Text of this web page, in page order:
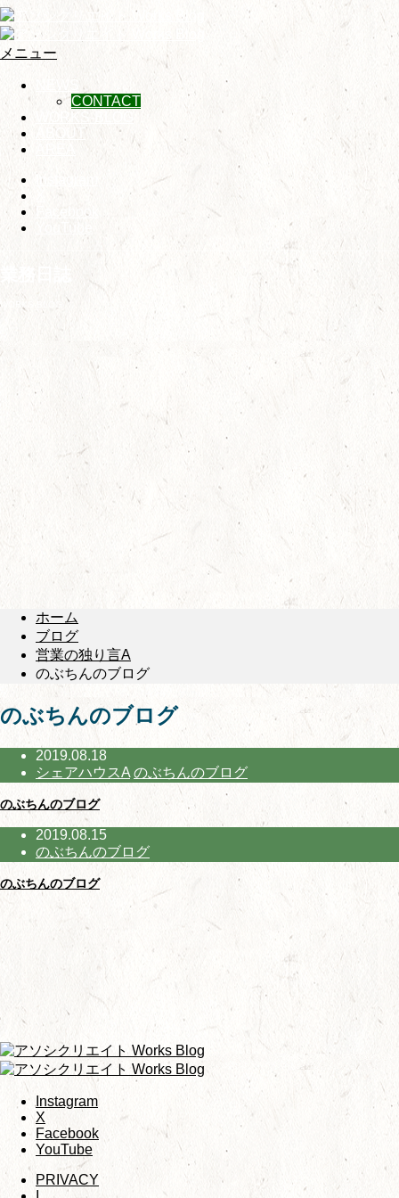
メニュー
CONTACT
WORKS-BLOG
ABOUT
Instagram
Facebook
WORKS-BLOG
ホーム
ブログ
営業の独り言A
のぶちんのブログ
のぶちんのブログ
2019.08.18
シェアハウスA のぶちんのブログ
のぶちんのブログ
2019.08.15
のぶちんのブログ
のぶちんのブログ
Instagram
X
Facebook
YouTube
PRIVACY